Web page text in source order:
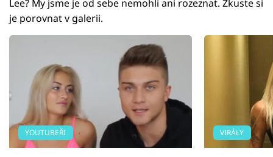
Lee? My jsme je od sebe nemohli ani rozeznat. Zkuste si
je porovnat v galerii.
YOUTUBEŘI VIRÁLY